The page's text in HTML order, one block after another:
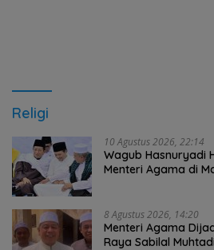
Religi
10 Agustus 2026, 22:14
Wagub Hasnuryadi
Menteri Agama di
8 Agustus 2026, 14:20
Menteri Agama
Raya Sabilal